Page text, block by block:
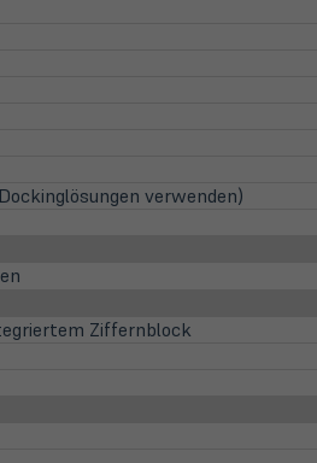
verwenden)
Ziffernblock